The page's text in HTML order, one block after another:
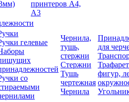
принтеров А4,
А3
гелевые
со
Чернила,
тушь,
стержни
Стержни
Тушь
чертежная
Чернила
для
фигур,